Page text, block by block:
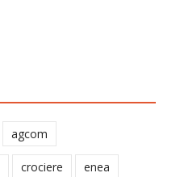
agcom
crociere enea